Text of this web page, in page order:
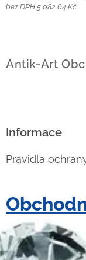
bez DPH 5 082,64 Kč
Antik-Art
Informace
Pravidla